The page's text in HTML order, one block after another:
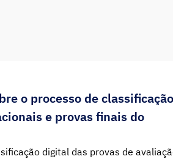
o processo de classificação
e provas finais do
digital das provas de